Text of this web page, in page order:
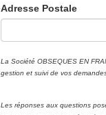
Adresse Postale
La Société OBSEQUES EN
gestion et suivi de vos
Les réponses aux questions